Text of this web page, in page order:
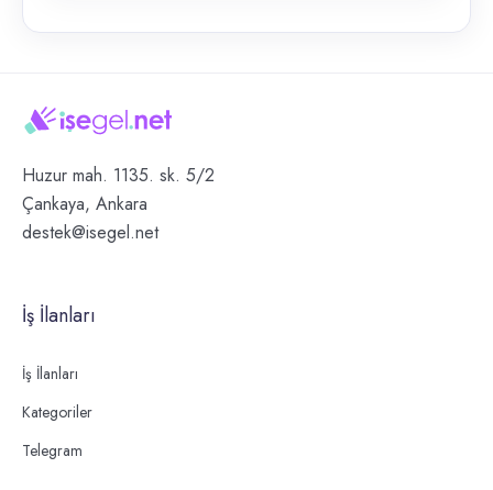
Huzur mah. 1135. sk. 5/2
Çankaya, Ankara
destek@isegel.net
İş İlanları
İş İlanları
Kategoriler
Telegram